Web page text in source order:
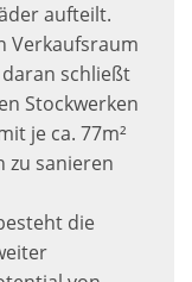
aufteilt.
Verkaufsraum
daran schließt
Stockwerken
je ca. 77m²
zu sanieren
die